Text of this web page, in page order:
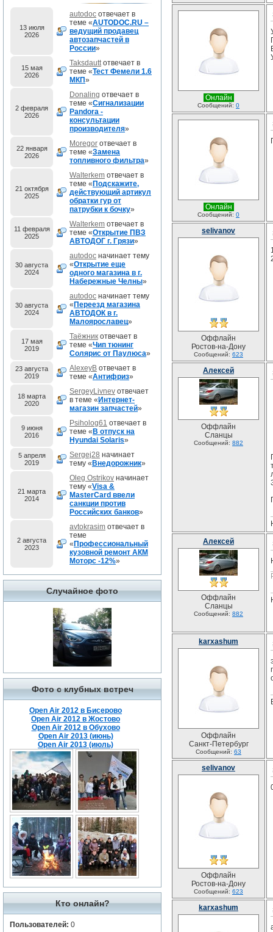
13 июля
2026
autodoc отвечает в
теме «AUTODOC.RU –
ведущий продавец
автозапчастей в
России»
15 мая
2026
Taksdauttотвечает в
теме «Тест Фемели 1.6
МКП»
2 февраля
2026
Donaling отвечает в
теме «Сигнализации
Pandora -
консультации
производителя»
22 января
2026
Moregor отвечает в
теме «Замена
топливного фильтра»
21 октября
2025
Walterkem отвечает в
теме « Подскажите,
действующий артикул
обратки гур от
патрубки к бочку»
11 февраля
2025
Walterkem отвечает в
теме «Открытие ПВЗ
АВТОДОГ г. Грязи»
30 августа
2024
autodoc начинает тему
«Открытие еще
одного магазина в г.
Набережные Челны»
30 августа
2024
autodoc начинает тему
« Переезд магазина
АВТОДОК в г.
Малоярославец»
17 мая
2019
Таёжник отвечает в
теме «Чип тюнинг
Солярис от Паулюса»
23 августа
2019
AlexeyB отвечает в
теме «Антифриз»
18 марта
2020
SergeyLivnev отвечает
в теме « Интернет-
магазин запчастей»
9 июня
2016
Psiholog61 отвечает в
теме « В отпуск на
Hyundai Solaris»
5 апреля
2019
Sergej28 начинает
тему « Внедорожник»
21 марта
2014
Oleg Ostrikov начинает
тему «Visa &
MasterCard ввели
санкции против
Российских банков»
2 августа
2023
avtokrasim отвечает в
теме
« Профессиональный
кузовной ремонт АКМ
Моторс -12%»
Случайное фото
Фото с клубных встреч
Open Air 2012 в Бисерово
Open Air 2012 в Жостово
Open Air 2012 в Обухово
Open Air 2013 (июнь)
Open Air 2013 (июль)
Кто онлайн?
Пользователей: 0
Онлайн
Сообщений: 0
Онлайн
Сообщений: 0
selivanov
Оффлайн
Ростов-на-Дону
Сообщений: 623
Алексей
Оффлайн
Сланцы
Сообщений: 882
Алексей
Оффлайн
Сланцы
Сообщений: 882
karxashum
Оффлайн
Санкт-Петербург
Сообщений: 63
selivanov
Оффлайн
Ростов-на-Дону
Сообщений: 623
karxashum